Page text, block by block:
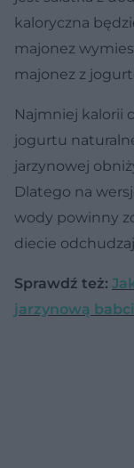
kaloryczna
majonez
majonez z
Najmniej kalorii
jogurtu
jarzynowej
Dlatego na
wody powinny
diecie
Sprawdź też:
jarzynową